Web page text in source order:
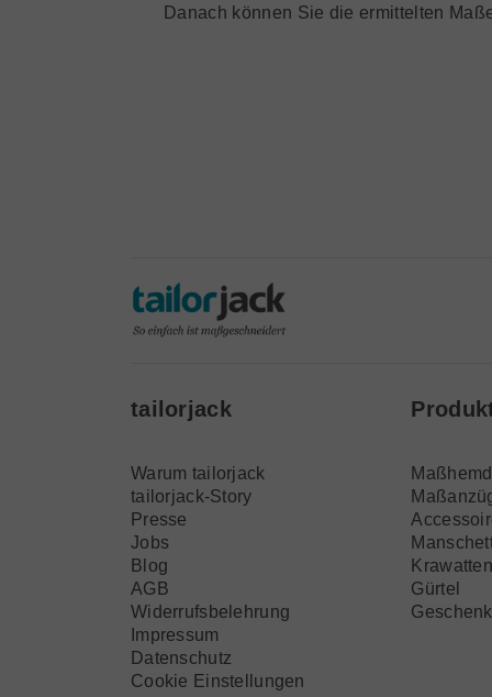
Danach können Sie die ermittelten
tailorjack
Warum tailorjack
tailorjack-Story
Presse
Jobs
Blog
AGB
Widerrufsbelehrung
Impressum
Datenschutz
Cookie Einstellungen
Krawatten
Gürtel